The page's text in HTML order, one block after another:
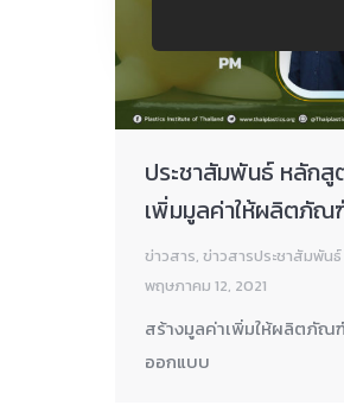
ประชาสัมพันธ์ หลัก
เพิ่มมูลค่าให้ผลิตภั
ข่าวสาร, ข่าวสารประชาสัมพันธ์
พฤษภาคม 12, 2021
สร้างมูลค่าเพิ่มให้ผลิตภัณ
ออกแบบ